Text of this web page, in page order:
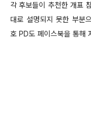
각 후보들이 추천한 개표
대로 설명되지 못한 부분
호 PD도 페이스북을 통해